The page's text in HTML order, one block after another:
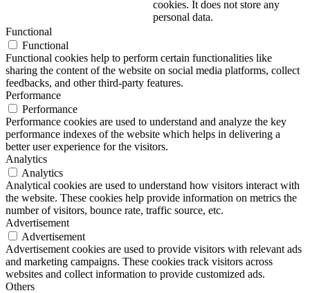
cookies. It does not store any
personal data.
Functional
Functional
Functional cookies help to perform certain functionalities like
sharing the content of the website on social media platforms, collect
feedbacks, and other third-party features.
Performance
Performance
Performance cookies are used to understand and analyze the key
performance indexes of the website which helps in delivering a
better user experience for the visitors.
Analytics
Analytics
Analytical cookies are used to understand how visitors interact with
the website. These cookies help provide information on metrics the
number of visitors, bounce rate, traffic source, etc.
Advertisement
Advertisement
Advertisement cookies are used to provide visitors with relevant ads
and marketing campaigns. These cookies track visitors across
websites and collect information to provide customized ads.
Others